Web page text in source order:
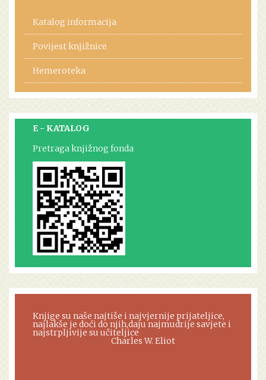
Katalog informacija
Povijest knjižnice
Hemeroteka
E - KATALOG
Pretraga knjižnog fonda
Knjige su naše najtiše i najvjernije prijateljice,
najlakše je doći do njih,daju najmudrije savjete i
najstrpljivije su učiteljice
Charles W. Eliot